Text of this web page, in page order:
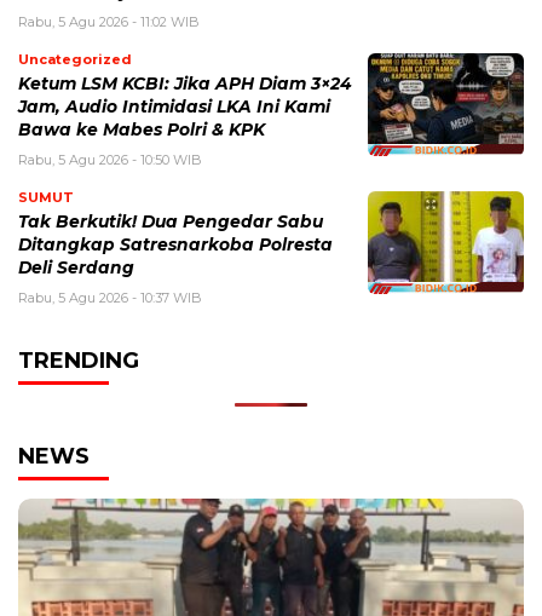
Rabu, 5 Agu 2026 - 11:02 WIB
Uncategorized
Ketum LSM KCBI: Jika APH Diam 3×24
Jam, Audio Intimidasi LKA Ini Kami
Bawa ke Mabes Polri & KPK
Rabu, 5 Agu 2026 - 10:50 WIB
SUMUT
Tak Berkutik! Dua Pengedar Sabu
Ditangkap Satresnarkoba Polresta
Deli Serdang
Rabu, 5 Agu 2026 - 10:37 WIB
TRENDING
NEWS